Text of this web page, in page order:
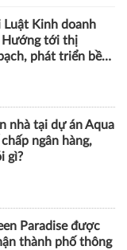
Luật Kinh doanh
Hướng tới thị
phát triển bền
nhà tại dự án Aqua
ngân hàng,
gì?
Paradise được
thành phố thông